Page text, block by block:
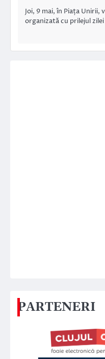
Joi, 9 mai, în Piața Unirii,
organizată cu prilejul
PARTENERI